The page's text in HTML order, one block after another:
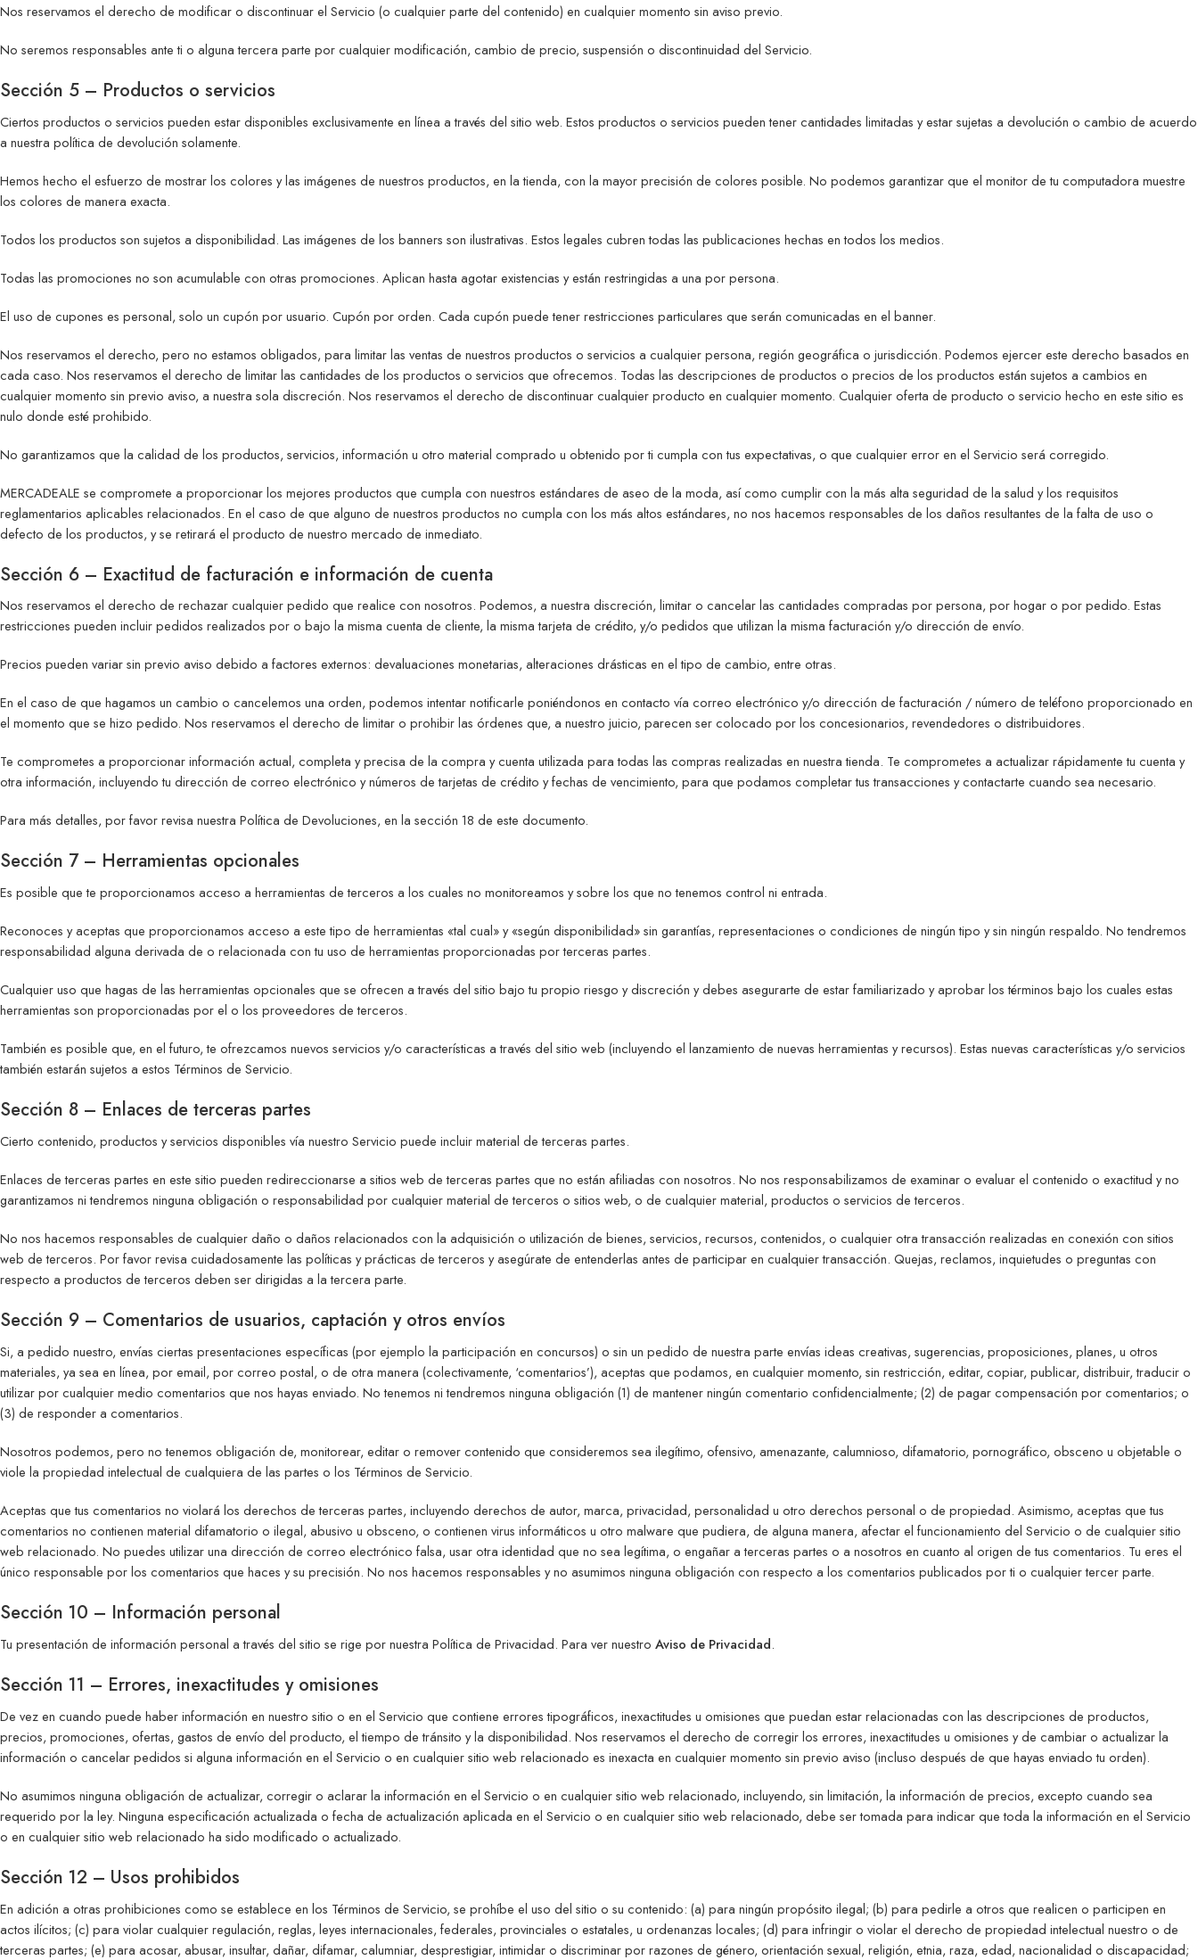
Nos reservamos el derecho de modificar o discontinuar el Servicio (o cualquier parte del contenido) en cualquier momento sin aviso previo.
No seremos responsables ante ti o alguna tercera parte por cualquier modificación, cambio de precio, suspensión o discontinuidad del Servicio.
Sección 5 – Productos o servicios
Ciertos productos o servicios pueden estar disponibles exclusivamente en línea a través del sitio web. Estos productos o servicios pueden tener cantidades limitadas y estar sujetas a devolución o cambio de acuerdo
a nuestra política de devolución solamente.
Hemos hecho el esfuerzo de mostrar los colores y las imágenes de nuestros productos, en la tienda, con la mayor precisión de colores posible. No podemos garantizar que el monitor de tu computadora muestre
los colores de manera exacta.
Todos los productos son sujetos a disponibilidad. Las imágenes de los banners son ilustrativas. Estos legales cubren todas las publicaciones hechas en todos los medios.
Todas las promociones no son acumulable con otras promociones. Aplican hasta agotar existencias y están restringidas a una por persona.
El uso de cupones es personal, solo un cupón por usuario. Cupón por orden. Cada cupón puede tener restricciones particulares que serán comunicadas en el banner.
Nos reservamos el derecho, pero no estamos obligados, para limitar las ventas de nuestros productos o servicios a cualquier persona, región geográfica o jurisdicción. Podemos ejercer este derecho basados en
cada caso. Nos reservamos el derecho de limitar las cantidades de los productos o servicios que ofrecemos. Todas las descripciones de productos o precios de los productos están sujetos a cambios en
cualquier momento sin previo aviso, a nuestra sola discreción. Nos reservamos el derecho de discontinuar cualquier producto en cualquier momento. Cualquier oferta de producto o servicio hecho en este sitio es
nulo donde esté prohibido.
No garantizamos que la calidad de los productos, servicios, información u otro material comprado u obtenido por ti cumpla con tus expectativas, o que cualquier error en el Servicio será corregido.
MERCADEALE se compromete a proporcionar los mejores productos que cumpla con nuestros estándares de aseo de la moda, así como cumplir con la más alta seguridad de la salud y los requisitos
reglamentarios aplicables relacionados. En el caso de que alguno de nuestros productos no cumpla con los más altos estándares, no nos hacemos responsables de los daños resultantes de la falta de uso o
defecto de los productos, y se retirará el producto de nuestro mercado de inmediato.
Sección 6 – Exactitud de facturación e información de cuenta
Nos reservamos el derecho de rechazar cualquier pedido que realice con nosotros. Podemos, a nuestra discreción, limitar o cancelar las cantidades compradas por persona, por hogar o por pedido. Estas
restricciones pueden incluir pedidos realizados por o bajo la misma cuenta de cliente, la misma tarjeta de crédito, y/o pedidos que utilizan la misma facturación y/o dirección de envío.
Precios pueden variar sin previo aviso debido a factores externos: devaluaciones monetarias, alteraciones drásticas en el tipo de cambio, entre otras.
En el caso de que hagamos un cambio o cancelemos una orden, podemos intentar notificarle poniéndonos en contacto vía correo electrónico y/o dirección de facturación / número de teléfono proporcionado en
el momento que se hizo pedido. Nos reservamos el derecho de limitar o prohibir las órdenes que, a nuestro juicio, parecen ser colocado por los concesionarios, revendedores o distribuidores.
Te comprometes a proporcionar información actual, completa y precisa de la compra y cuenta utilizada para todas las compras realizadas en nuestra tienda. Te comprometes a actualizar rápidamente tu cuenta y
otra información, incluyendo tu dirección de correo electrónico y números de tarjetas de crédito y fechas de vencimiento, para que podamos completar tus transacciones y contactarte cuando sea necesario.
Para más detalles, por favor revisa nuestra Política de Devoluciones, en la sección 18 de este documento.
Sección 7 – Herramientas opcionales
Es posible que te proporcionamos acceso a herramientas de terceros a los cuales no monitoreamos y sobre los que no tenemos control ni entrada.
Reconoces y aceptas que proporcionamos acceso a este tipo de herramientas «tal cual» y «según disponibilidad» sin garantías, representaciones o condiciones de ningún tipo y sin ningún respaldo. No tendremos
responsabilidad alguna derivada de o relacionada con tu uso de herramientas proporcionadas por terceras partes.
Cualquier uso que hagas de las herramientas opcionales que se ofrecen a través del sitio bajo tu propio riesgo y discreción y debes asegurarte de estar familiarizado y aprobar los términos bajo los cuales estas
herramientas son proporcionadas por el o los proveedores de terceros.
También es posible que, en el futuro, te ofrezcamos nuevos servicios y/o características a través del sitio web (incluyendo el lanzamiento de nuevas herramientas y recursos). Estas nuevas características y/o servicios
también estarán sujetos a estos Términos de Servicio.
Sección 8 – Enlaces de terceras partes
Cierto contenido, productos y servicios disponibles vía nuestro Servicio puede incluir material de terceras partes.
Enlaces de terceras partes en este sitio pueden redireccionarse a sitios web de terceras partes que no están afiliadas con nosotros. No nos responsabilizamos de examinar o evaluar el contenido o exactitud y no
garantizamos ni tendremos ninguna obligación o responsabilidad por cualquier material de terceros o sitios web, o de cualquier material, productos o servicios de terceros.
No nos hacemos responsables de cualquier daño o daños relacionados con la adquisición o utilización de bienes, servicios, recursos, contenidos, o cualquier otra transacción realizadas en conexión con sitios
web de terceros. Por favor revisa cuidadosamente las políticas y prácticas de terceros y asegúrate de entenderlas antes de participar en cualquier transacción. Quejas, reclamos, inquietudes o preguntas con
respecto a productos de terceros deben ser dirigidas a la tercera parte.
Sección 9 – Comentarios de usuarios, captación y otros envíos
Si, a pedido nuestro, envías ciertas presentaciones específicas (por ejemplo la participación en concursos) o sin un pedido de nuestra parte envías ideas creativas, sugerencias, proposiciones, planes, u otros
materiales, ya sea en línea, por email, por correo postal, o de otra manera (colectivamente, ‘comentarios’), aceptas que podamos, en cualquier momento, sin restricción, editar, copiar, publicar, distribuir, traducir o
utilizar por cualquier medio comentarios que nos hayas enviado. No tenemos ni tendremos ninguna obligación (1) de mantener ningún comentario confidencialmente; (2) de pagar compensación por comentarios; o
(3) de responder a comentarios.
Nosotros podemos, pero no tenemos obligación de, monitorear, editar o remover contenido que consideremos sea ilegítimo, ofensivo, amenazante, calumnioso, difamatorio, pornográfico, obsceno u objetable o
viole la propiedad intelectual de cualquiera de las partes o los Términos de Servicio.
Aceptas que tus comentarios no violará los derechos de terceras partes, incluyendo derechos de autor, marca, privacidad, personalidad u otro derechos personal o de propiedad. Asimismo, aceptas que tus
comentarios no contienen material difamatorio o ilegal, abusivo u obsceno, o contienen virus informáticos u otro malware que pudiera, de alguna manera, afectar el funcionamiento del Servicio o de cualquier sitio
web relacionado. No puedes utilizar una dirección de correo electrónico falsa, usar otra identidad que no sea legítima, o engañar a terceras partes o a nosotros en cuanto al origen de tus comentarios. Tu eres el
único responsable por los comentarios que haces y su precisión. No nos hacemos responsables y no asumimos ninguna obligación con respecto a los comentarios publicados por ti o cualquier tercer parte.
Sección 10 – Información personal
Tu presentación de información personal a través del sitio se rige por nuestra Política de Privacidad. Para ver nuestro Aviso de Privacidad.
Sección 11 – Errores, inexactitudes y omisiones
De vez en cuando puede haber información en nuestro sitio o en el Servicio que contiene errores tipográficos, inexactitudes u omisiones que puedan estar relacionadas con las descripciones de productos,
precios, promociones, ofertas, gastos de envío del producto, el tiempo de tránsito y la disponibilidad. Nos reservamos el derecho de corregir los errores, inexactitudes u omisiones y de cambiar o actualizar la
información o cancelar pedidos si alguna información en el Servicio o en cualquier sitio web relacionado es inexacta en cualquier momento sin previo aviso (incluso después de que hayas enviado tu orden).
No asumimos ninguna obligación de actualizar, corregir o aclarar la información en el Servicio o en cualquier sitio web relacionado, incluyendo, sin limitación, la información de precios, excepto cuando sea
requerido por la ley. Ninguna especificación actualizada o fecha de actualización aplicada en el Servicio o en cualquier sitio web relacionado, debe ser tomada para indicar que toda la información en el Servicio
o en cualquier sitio web relacionado ha sido modificado o actualizado.
Sección 12 – Usos prohibidos
En adición a otras prohibiciones como se establece en los Términos de Servicio, se prohíbe el uso del sitio o su contenido: (a) para ningún propósito ilegal; (b) para pedirle a otros que realicen o participen en
actos ilícitos; (c) para violar cualquier regulación, reglas, leyes internacionales, federales, provinciales o estatales, u ordenanzas locales; (d) para infringir o violar el derecho de propiedad intelectual nuestro o de
terceras partes; (e) para acosar, abusar, insultar, dañar, difamar, calumniar, desprestigiar, intimidar o discriminar por razones de género, orientación sexual, religión, etnia, raza, edad, nacionalidad o discapacidad;